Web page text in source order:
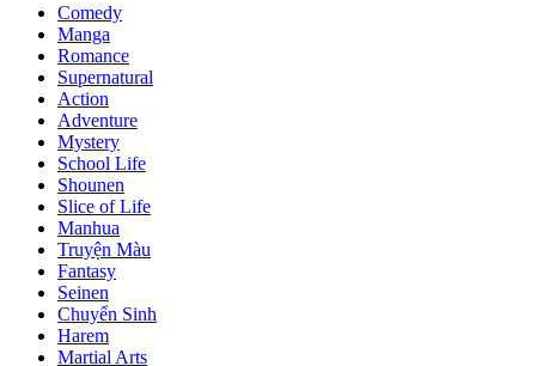
Comedy
Manga
Romance
Supernatural
Action
Adventure
Mystery
School Life
Shounen
Slice of Life
Manhua
Truyện Màu
Fantasy
Seinen
Chuyển Sinh
Harem
Martial Arts